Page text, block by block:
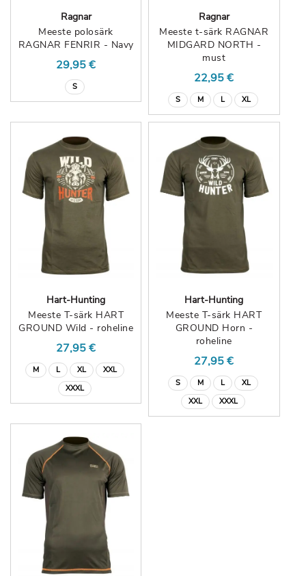
Ragnar
Meeste polosärk
RAGNAR FENRIR - Navy
29,95 €
S
Ragnar
Meeste t-särk RAGNAR
MIDGARD NORTH -
must
22,95 €
S M L XL
Hart-Hunting
Meeste T-särk HART
GROUND Wild - roheline
27,95 €
M L XL
XXL
XXXL
Hart-Hunting
Meeste T-särk HART
GROUND Horn -
roheline
27,95 €
S M L
XL
XXL
XXXL